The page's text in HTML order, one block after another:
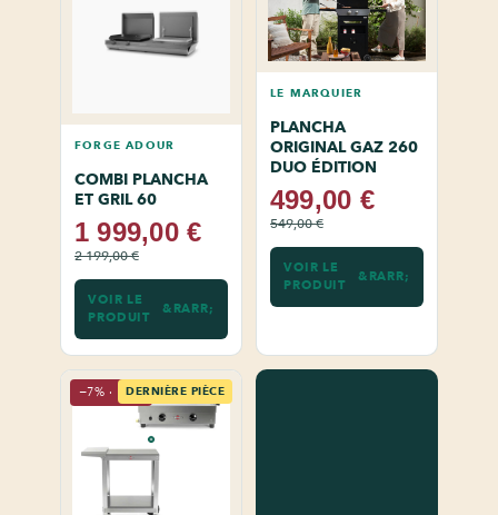
FORGE ADOUR
COMBI PLANCHA
ET GRIL 60
1 999,00 €
2 199,00 €
VOIR LE
PRODUIT
LE MARQUIER
PLANCHA
ORIGINAL GAZ 260
DUO ÉDITION
499,00 €
549,00 €
VOIR LE
PRODUIT
−7% · PackDERNIÈRE PIÈCE